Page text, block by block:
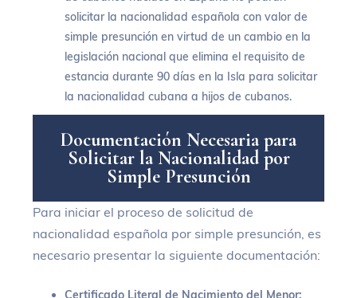
solicitar la nacionalidad española con valor de
simple presunción en virtud de un cambio en la
legislación nacional que elimina el requisito de
estancia durante 90 días en la Isla para solicitar
la nacionalidad cubana a hijos de cubanos.
Documentación Necesaria para
Solicitar la Nacionalidad por
Simple Presunción
Para iniciar el proceso de solicitud de
nacionalidad española por simple presunción, es
necesario presentar la siguiente documentación:
Certificado Literal de Nacimiento del Menor: